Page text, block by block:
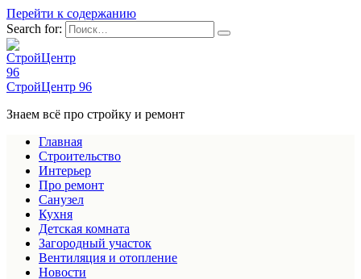
Перейти к содержанию
Search for:
СтройЦентр 96
Знаем всё про стройку и ремонт
Главная
Строительство
Интерьер
Про ремонт
Санузел
Кухня
Детская комната
Загородный участок
Вентиляция и отопление
Новости